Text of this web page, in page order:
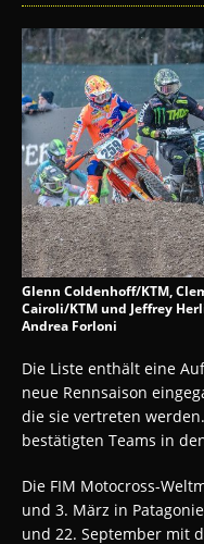
Glenn Coldenhoff/KTM,
Cairoli/KTM und Jeffrey
Andrea Forloni
Die Liste enthält eine
neue Rennsaison
die sie vertreten
bestätigten Teams in
Die FIM Motocross-
und 3. März in
und 22. September mit